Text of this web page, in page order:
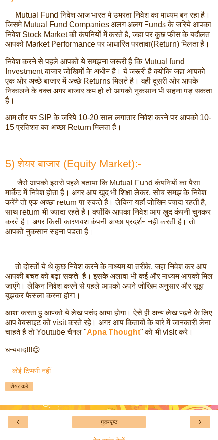
Mutual Fund निवेश आज भारत मे उभरता निवेश का माध्यम बन रहा है।
जिसमे Mutual Fund Companies अलग अलग Funds के जरिये आपका
निवेश Stock Market की कंपनियों में करते है, जहा पर कुछ फीस के बदौलत
आपको Market Performance पर आधारित परतावा(Return) मिलता है।
निवेश करने से पहले आपको ये समझना जरूरी है कि Mutual fund
Investment बाजार जोखिमों के अधीन है। ये जरूरी है क्योंकि जहा आपको
एक ओर अच्छे बाजार में अच्छे Returns मिलते है। वही दूसरी ओर आपके
निकालने के वक्त अगर बाजार कम हो तो आपको नुकसान भी सहना पड़ सकता
है।
आम तौर पर SIP के जरिये 10-20 साल लगातार निवेश करने पर आपको 10-
15 प्रतिशत का अच्छा Return मिलता है।
5) शेयर बाजार (Equity Market):-
जैसे आपको इससे पहले बताया कि Mutual Fund कंपनियों का पैसा
मार्केट में निवेश होता है। अगर आप खुद भी शिक्षा लेकर, सोच समझ के निवेश
करेंगे तो एक अच्छा return पा सकते है। लेकिन यहाँ जोखिम ज्यादा रहती है,
साथ return भी ज्यादा रहते है। क्योंकि आपका निवेश आप खुद कंपनी चुनकर
करते है। अगर किसी कारणवश कंपनी अच्छा प्रदर्शन नही करती है। तो
आपको नुकसान सहना पडता है।
तो दोस्तों ये थे कुछ निवेश करने के माध्यम या तरीके, जहा निवेश कर आप
आपकी बचत को बढ़ा सकते है। इसके अलावा भी कई और माध्यम आपको मिल
जाएंगे। लेकिन निवेश करने से पहले आपको अपने जोखिम अनुसार और सूझ
बूझकर फैसला करना होगा।
आशा करता हु आपको ये लेख पसंद आया होगा। ऐसे ही अन्य लेख पढ़ने के लिए
आप वेबसाइट को visit करते रहे। अगर आप किताबों के बारे में जानकारी लेना
चाहते है तो Youtube चैनल "Apna Thought" को भी visit करे।
धन्यवाद!!!😊
कोई टिप्पणी नहीं:
शेयर करें
‹ ›
मुख्यपृष्ठ